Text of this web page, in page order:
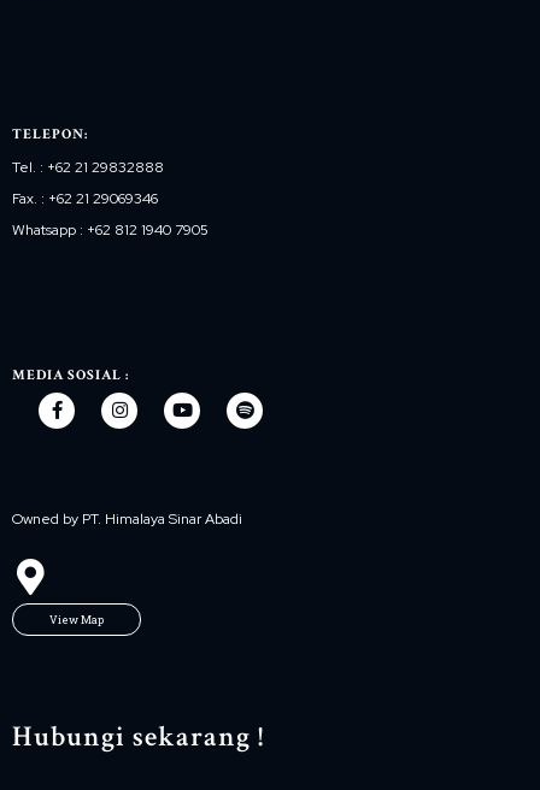
TELEPON:
Tel. : +62 21 29832888
Fax. : +62 21 29069346
Whatsapp : +62 812 1940 7905
MEDIA SOSIAL :
Owned by PT. Himalaya Sinar Abadi
View Map
Hubungi sekarang !